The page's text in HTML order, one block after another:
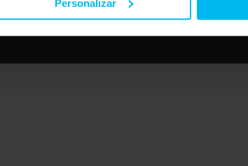
Personalizar